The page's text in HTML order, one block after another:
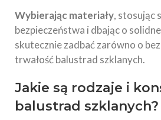
Wybierając materiały, stosując
bezpieczeństwa i dbając o
skutecznie zadbać zarówno o
trwałość balustrad szklanych.
Jakie są rodzaje i
balustrad szklanych?